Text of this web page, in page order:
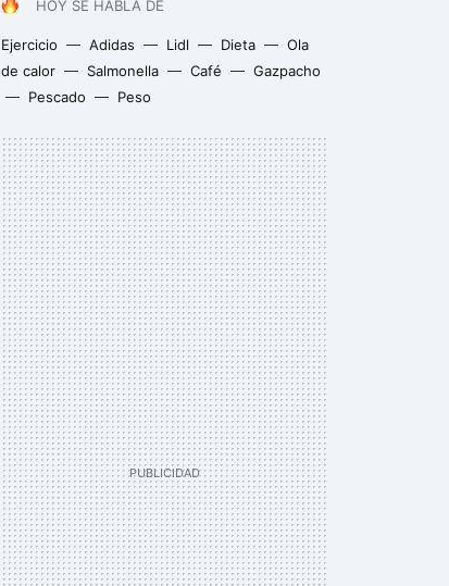
HOY SE HABLA DE
Ejercicio Adidas Lidl Dieta
Ola
de calor
Salmonella Café
Gazpacho
Pescado
Peso